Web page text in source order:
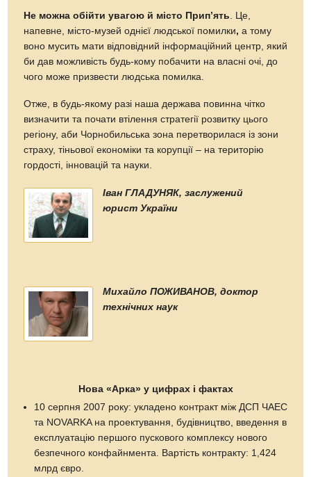
Не можна обійти увагою й місто Прип’ять . Це,
напевне, місто-музей однієї людської помилки, а тому
воно мусить мати відповідний інформаційний центр, який
би дав можливість будь-кому побачити на власні очі, до
чого може призвести людська помилка.
Отже, в будь-якому разі наша держава повинна чітко
визначити та почати втілення стратегії розвитку цього
регіону, аби Чорнобильська зона перетворилася із зони
страху, тіньової економіки та корупції – на територію
гордості, інновацій та науки.
Іван ГЛАДУНЯК, заслужений
юрист України
Михайло ПОЖИВАНОВ, доктор
технічних наук
Нова «Арка» у цифрах і фактах
10 серпня 2007 року: укладено контракт між ДСП ЧАЕС
та NOVARKA на проектування, будівництво, введення в
експлуатацію першого пускового комплексу нового
безпечного конфайнмента. Вартість контракту: 1,424
млрд євро.